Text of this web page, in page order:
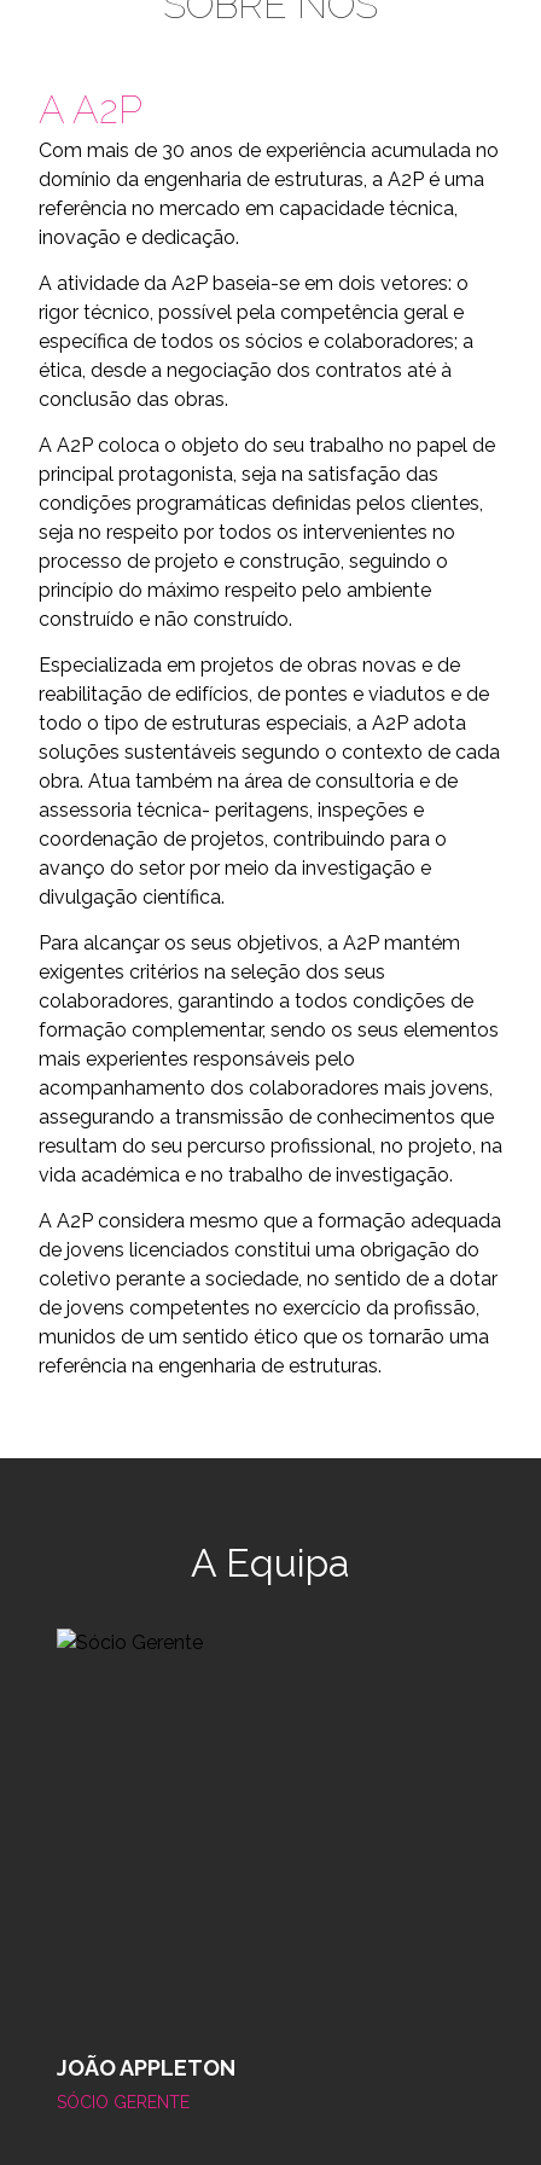
A A2P
Com mais de 30 anos de experiência acumulada no
domínio da engenharia de estruturas, a A2P é uma
referência no mercado em capacidade técnica,
inovação e dedicação.
A atividade da A2P baseia-se em dois vetores: o
rigor técnico, possível pela competência geral e
específica de todos os sócios e colaboradores; a
ética, desde a negociação dos contratos até à
conclusão das obras.
A A2P coloca o objeto do seu trabalho no papel de
principal protagonista, seja na satisfação das
condições programáticas definidas pelos clientes,
seja no respeito por todos os intervenientes no
processo de projeto e construção, seguindo o
princípio do máximo respeito pelo ambiente
construído e não construído.
Especializada em projetos de obras novas e de
reabilitação de edifícios, de pontes e viadutos e de
todo o tipo de estruturas especiais, a A2P adota
soluções sustentáveis segundo o contexto de cada
obra. Atua também na área de consultoria e de
assessoria técnica- peritagens, inspeções e
coordenação de projetos, contribuindo para o
avanço do setor por meio da investigação e
divulgação científica.
Para alcançar os seus objetivos, a A2P mantém
exigentes critérios na seleção dos seus
colaboradores, garantindo a todos condições de
formação complementar, sendo os seus elementos
mais experientes responsáveis pelo
acompanhamento dos colaboradores mais jovens,
assegurando a transmissão de conhecimentos que
resultam do seu percurso profissional, no projeto, na
vida académica e no trabalho de investigação.
A A2P considera mesmo que a formação adequada
de jovens licenciados constitui uma obrigação do
coletivo perante a sociedade, no sentido de a dotar
de jovens competentes no exercício da profissão,
munidos de um sentido ético que os tornarão uma
referência na engenharia de estruturas.
A Equipa
JOÃO APPLETON
SÓCIO GERENTE